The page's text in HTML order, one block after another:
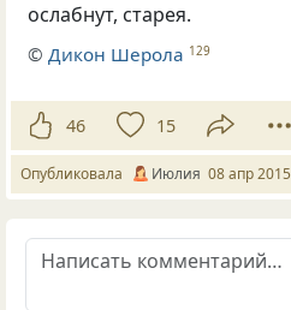
ослабнут, старея.
© Дикон Шерола 129
46 15
Опубликовала Июлия 08 апр 2015